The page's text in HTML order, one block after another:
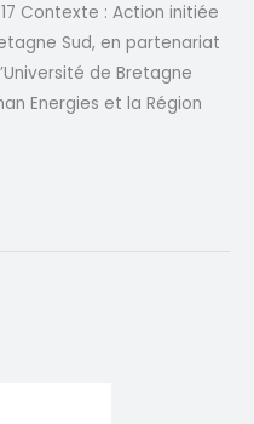
Contexte : Action initiée
Sud, en partenariat
de Bretagne
Energies et la Région